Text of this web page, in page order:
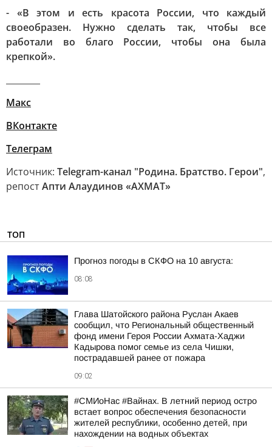
- «В этом и есть красота России, что каждый
своеобразен. Нужно сделать так, чтобы все
работали во благо России, чтобы она была
крепкой».
Mакс
ВКонтакте
Телеграм
Источник: Telegram-канал "Родина. Братство. Герои",
репостАпти Алаудинов «АХМАТ»
ТОП
Прогноз погоды в СКФО на 10 августа:
08:08
Глава Шатойского района Руслан Акаев
сообщил, что Региональный общественный
фонд имени Героя России Ахмата-Хаджи
Кадырова помог семье из села Чишки,
пострадавшей ранее от пожара
09:02
#СМИоНас #Вайнах. В летний период остро
встает вопрос обеспечения безопасности
жителей республики, особенно детей, при
нахождении на водных объектах